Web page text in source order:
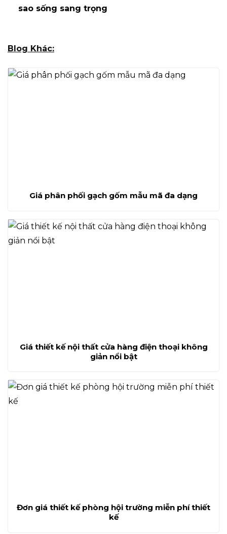
sao sống sang trọng
Blog Khác:
Giá phân phối gạch gốm mẫu mã đa dạng
Giá thiết kế nội thất cửa hàng điện thoại không
giản nổi bật
Đơn giá thiết kế phòng hội trường miễn phí thiết
kế